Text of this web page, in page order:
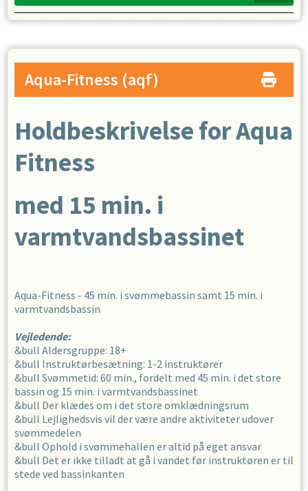
Aqua-Fitness (aqf)
Holdbeskrivelse for Aqua
Fitness
med 15 min. i
varmtvandsbassinet
Aqua-Fitness - 45 min. i svømmebassin samt 15 min. i
varmtvandsbassin
Vejledende:
&bull Aldersgruppe: 18+
&bull Instruktørbesætning: 1-2 instruktører
&bull Svømmetid: 60 min., fordelt med 45 min. i det store
bassin og 15 min. i varmtvandsbassinet
&bull Der klædes om i det store omklædningsrum
&bull Lejlighedsvis vil der være andre aktiviteter udover
svømmedelen
&bull Ophold i svømmehallen er altid på eget ansvar
&bull Det er ikke tilladt at gå i vandet før instruktøren er til
stede ved bassinkanten